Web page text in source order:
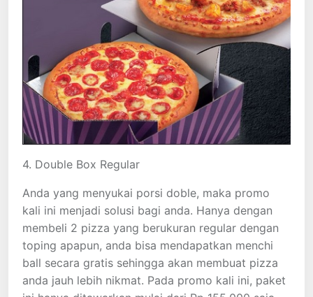
4. Double Box Regular
Anda yang menyukai porsi doble, maka promo
kali ini menjadi solusi bagi anda. Hanya dengan
membeli 2 pizza yang berukuran regular dengan
toping apapun, anda bisa mendapatkan menchi
ball secara gratis sehingga akan membuat pizza
anda jauh lebih nikmat. Pada promo kali ini, paket